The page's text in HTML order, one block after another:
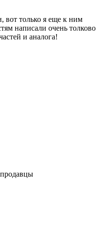
вот только я еще к ним
написали очень толково
и аналога!